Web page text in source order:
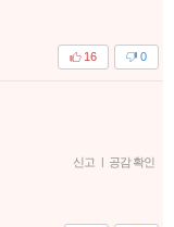
0
16
신고 | 공감 확인